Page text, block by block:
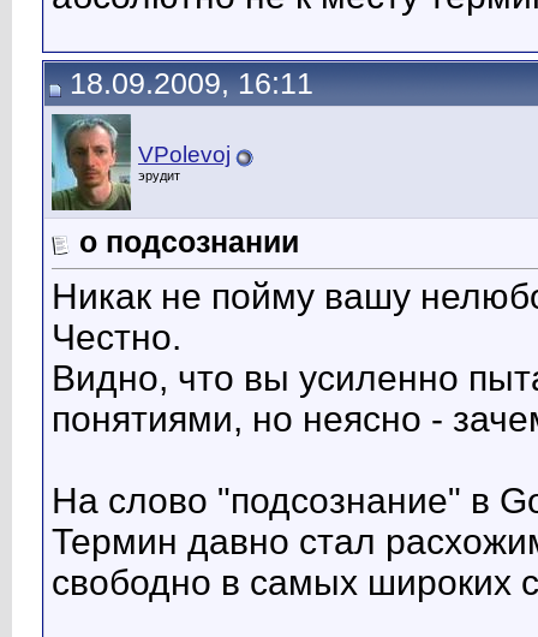
18.09.2009, 16:11
VPolevoj
эрудит
о подсознании
Никак не пойму вашу
Честно.
Видно, что вы усиленно
понятиями, но неясно -
На слово "подсознание" в
Термин давно стал
свободно в самых широких